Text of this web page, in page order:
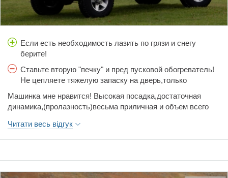
Если есть необходимость лазить по грязи и снегу
берите!
Ставьте вторую "печку" и пред пусковой обогреватель!
Не цепляете тяжелую запаску на дверь,только
морозе обрывается провод и машина не
заводится.Оденьте чехлы на сиденья очень помогает
при чистке салона.После больших неудач на
Машинка мне нравится! Высокая посадка,достаточная
динамика,(пролазность)весьма приличная и объем всего
со стажем.Я эксплуатирую большей частью в
пригороде;охота-рыбалка.
Читати весь відгук